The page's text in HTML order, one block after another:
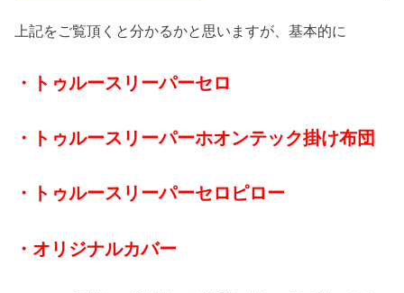
上記をご覧頂くと分かるかと思いますが、基本的に
・トゥルースリーパーセロ
・トゥルースリーパーホオンテック掛け布団
・トゥルースリーパーセロピロー
・オリジナルカバー